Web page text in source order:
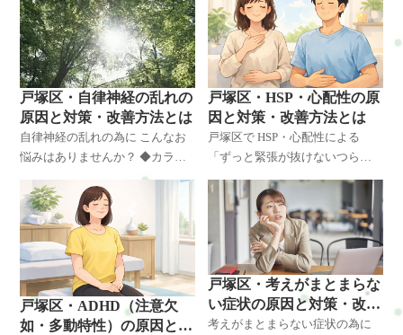
戸塚区・自律神経の乱れの
原因と対策・改善方法とは
自律神経の乱れの為に こんなお
悩みはありませんか？ ◆カラダ
が不調で悩んでいる ◆落ち込み
で悩んでいる ◆不眠で悩んでい
る ◆みぞおちの痛みで悩んでい
る ◆胃痛で悩んでいる
戸塚区・HSP・心配性の原
因と対策・改善方法とは
戸塚区で HSP・心配性による
「ずっと緊張が抜けないつら
さ」を感じていませんか？ 理由
ははっきりしないけど、 なんと
なく不安が続く。 気を張ってば
かりで、心も身体も休まらな
い。
戸塚区・ADHD（注意欠
如・多動特性）の原因と対
戸塚区・考えがまとまらな
い症状の原因と対策・改善
方法とは
考えがまとまらない症状の為に